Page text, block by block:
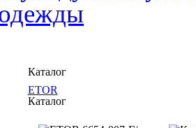
Каталог
ETOR
Каталог